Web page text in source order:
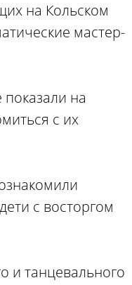
на Кольском
мастер-
на
с их
с восторгом
и танцевального